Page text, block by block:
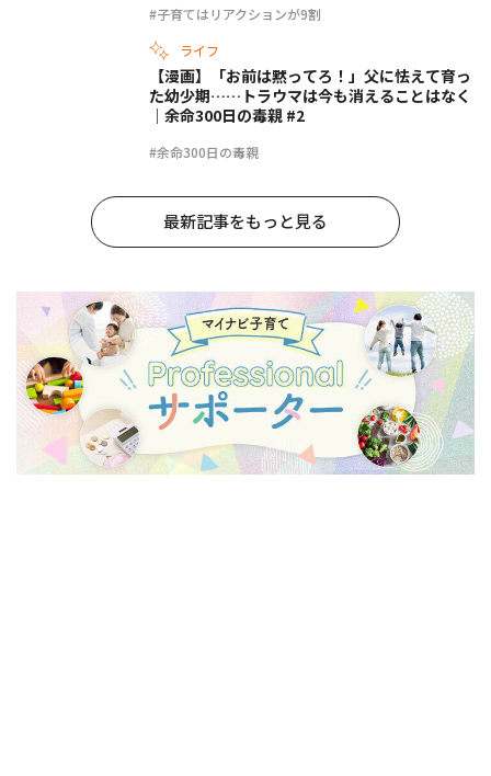
#子育てはリアクションが9割
ライフ
#余命300日の毒親
【漫画】「お前は黙ってろ！」父に怯えて育っ
た幼少期……トラウマは今も消えることはなく
｜余命300日の毒親 #2
最新記事をもっと見る